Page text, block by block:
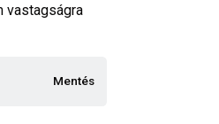
vastagságra
Mentés